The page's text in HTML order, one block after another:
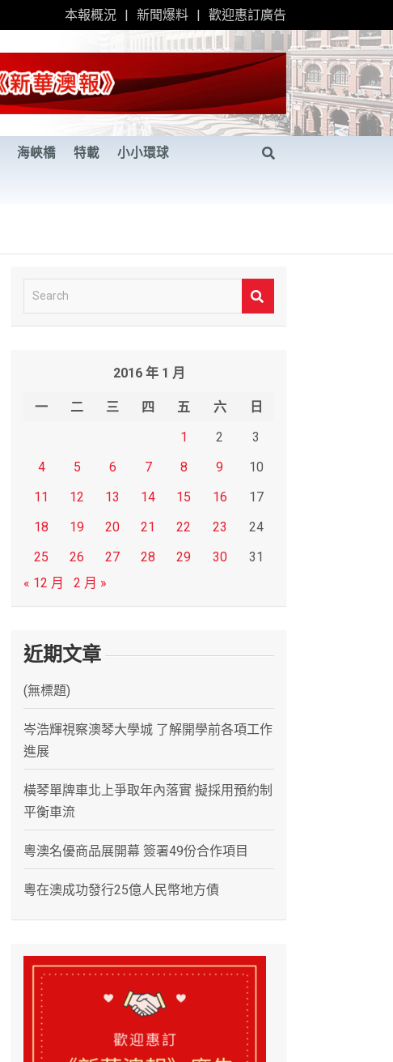
本報概況 新聞爆料 歡迎惠訂廣告
海峽橋 特載 小小環球
e
2016 年 1 月
一 二 三 四 五 六
日
1
2
3
4
5 6 7 8 9
10
11
12 13 14 15 16
17
18
19 20 21 22 23
24
25
26 27 28 29 30
31
« 12 月
2 月 »
近期文章
(無標題)
岑浩輝視察澳琴大學城 了解開學前各項工作
進展
橫琴單牌車北上爭取年內落實 擬採用預約制
平衡車流
粵澳名優商品展開幕 簽署49份合作項目
粵在澳成功發行25億人民幣地方債